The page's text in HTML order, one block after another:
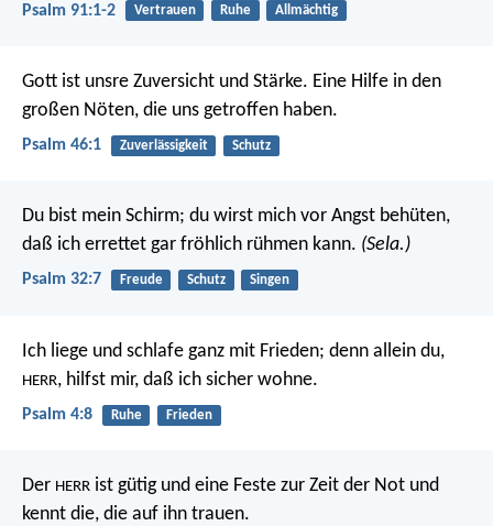
Psalm 91:1-2 Vertrauen Ruhe Allmächtig
Gott ist unsre Zuversicht und Stärke. Eine Hilfe in den
großen Nöten, die uns getroffen haben.
Psalm 46:1 Zuverlässigkeit Schutz
Du bist mein Schirm; du wirst mich vor Angst behüten,
daß ich errettet gar fröhlich rühmen kann. (Sela.)
Psalm 32:7 Freude Schutz Singen
Ich liege und schlafe ganz mit Frieden; denn allein du,
HERR, hilfst mir, daß ich sicher wohne.
Psalm 4:8 Ruhe Frieden
Der HERR ist gütigund eine Feste zur Zeit der Not und
kennt die, die auf ihn trauen.